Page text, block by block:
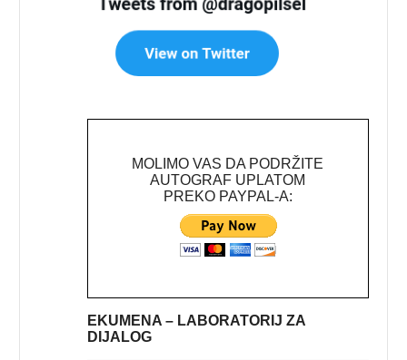
MOLIMO VAS DA PODRŽITE
AUTOGRAF UPLATOM
PREKO PAYPAL-A:
EKUMENA – LABORATORIJ ZA
DIJALOG